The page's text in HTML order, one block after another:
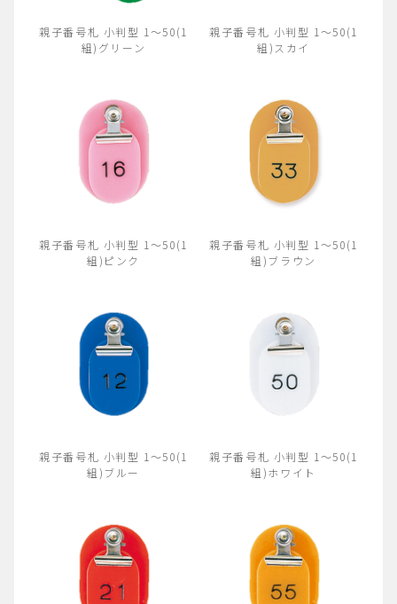
親子番号札 小判型 1～50(1
組)グリーン
親子番号札 小判型 1～50(1
組)スカイ
親子番号札 小判型 1～50(1
組)ピンク
親子番号札 小判型 1～50(1
組)ブラウン
親子番号札 小判型 1～50(1
組)ブルー
親子番号札 小判型 1～50(1
組)ホワイト